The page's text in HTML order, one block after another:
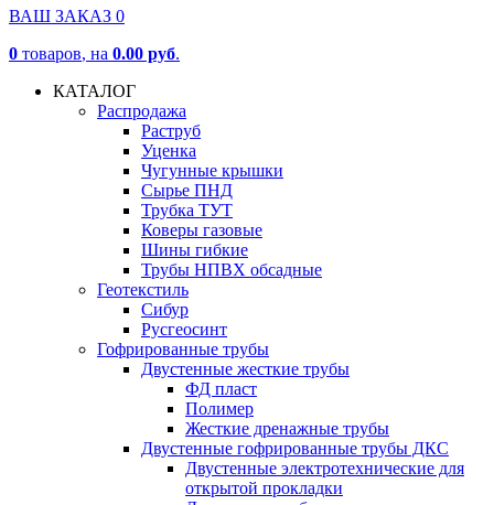
ВАШ ЗАКАЗ 0
0 товаров, на 0.00 руб.
КАТАЛОГ
Распродажа
Раструб
Уценка
Чугунные крышки
Сырье ПНД
Трубка ТУТ
Коверы газовые
Шины гибкие
Трубы НПВХ обсадные
Геотекстиль
Сибур
Русгеосинт
Гофрированные трубы
Двустенные жесткие трубы
ФД пласт
Полимер
Жесткие дренажные трубы
Двустенные гофрированные трубы ДКС
Двустенные электротехнические для
открытой прокладки